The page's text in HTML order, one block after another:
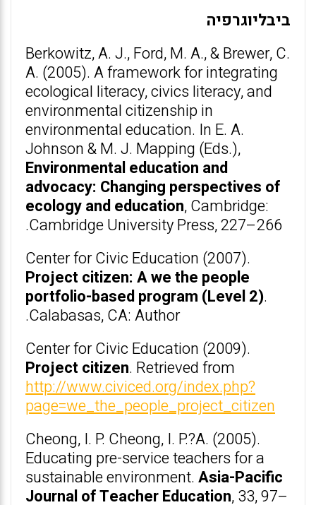
ביבליוגרפיה
Berkowitz, A. J., Ford, M. A., & Brewer, C.
A. (2005). A framework for integrating
ecological literacy, civics literacy, and
environmental citizenship in
environmental education. In E. A.
Johnson & M. J. Mapping (Eds.),
Environmental education and
advocacy: Changing perspectives of
ecology and education, Cambridge:
Cambridge University Press, 227–266.
Center for Civic Education (2007).
Project citizen: A we the people
portfolio-based program (Level 2).
Calabasas, CA: Author.
Center for Civic Education (2009).
Project citizen. Retrieved from
http://www.civiced.org/index.php?
page=we_the_people_project_citizen
Cheong, I. P. Cheong, I. P.?A. (2005).
Educating pre-service teachers for a
sustainable environment. Asia-Pacific
Journal of Teacher Education, 33, 97–